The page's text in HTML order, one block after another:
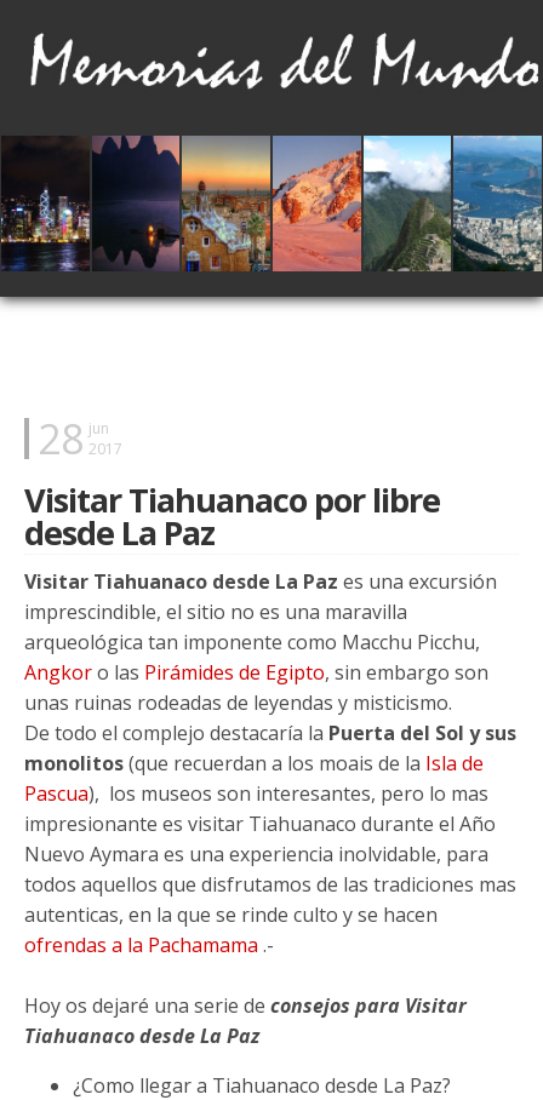
28 jun
2017
Visitar Tiahuanaco por libre
desde La Paz
Visitar Tiahuanaco desde La Paz es una excursión
imprescindible, el sitio no es una maravilla
arqueológica tan imponente como Macchu Picchu,
Angkoro las Pirámides de Egipto, sin embargo son
unas ruinas rodeadas de leyendas y misticismo.
De todo el complejo destacaría la Puerta del Sol y sus
monolitos(que recuerdan a los moais de la Isla de
Pascua), los museos son interesantes, pero lo mas
impresionante es visitar Tiahuanaco durante el Año
Nuevo Aymara es una experiencia inolvidable, para
todos aquellos que disfrutamos de las tradiciones mas
autenticas, en la que se rinde culto y se hacen
ofrendas a la Pachamama .-
Hoy os dejaré una serie de consejos para Visitar
Tiahuanaco desde La Paz
¿Como llegar a Tiahuanaco desde La Paz?